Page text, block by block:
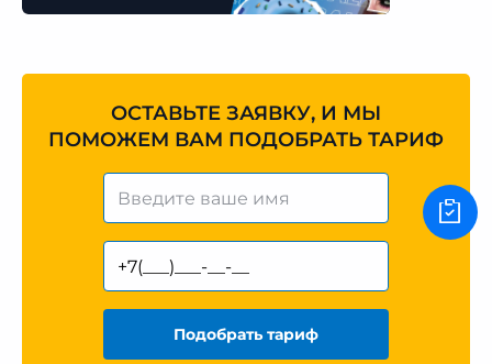
ОСТАВЬТЕ ЗАЯВКУ, И МЫ
ПОМОЖЕМ ВАМ ПОДОБРАТЬ ТАРИФ
Подобрать тариф